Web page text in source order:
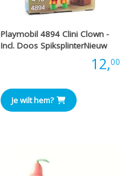
Playmobil 4894 Clini Clown -
Incl. Doos SpiksplinterNieuw
12,00
Je wilt hem?